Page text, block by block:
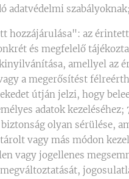
adatvédelmi szabályoknak;
hozzájárulása": az
és megfelelő
amellyel az
a megerősítést
útján jelzi, hogy
adatok kezeléséhez;
olyan sérülése,
vagy más módon
vagy jogellenes